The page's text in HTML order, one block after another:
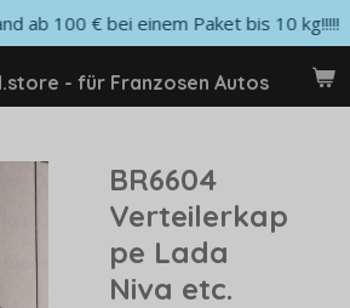
- für Franzosen Autos
ab 100 € bei einem Paket bis 10 kg!!!!!
BR6604
Verteilerkap
pe Lada
Niva etc.